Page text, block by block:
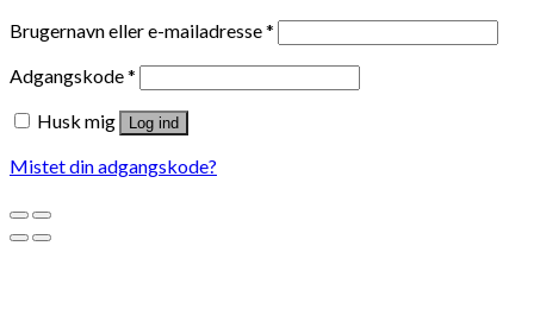
Brugernavn eller e-mailadresse*
Adgangskode*
Husk mig
Log ind
Mistet din adgangskode?